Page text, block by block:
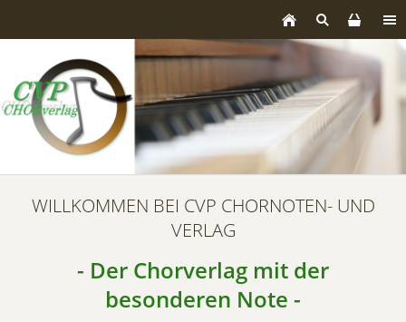
WILLKOMMEN BEI CVP CHORNOTEN- UND
VERLAG
- Der Chorverlag mit der
besonderen Note -